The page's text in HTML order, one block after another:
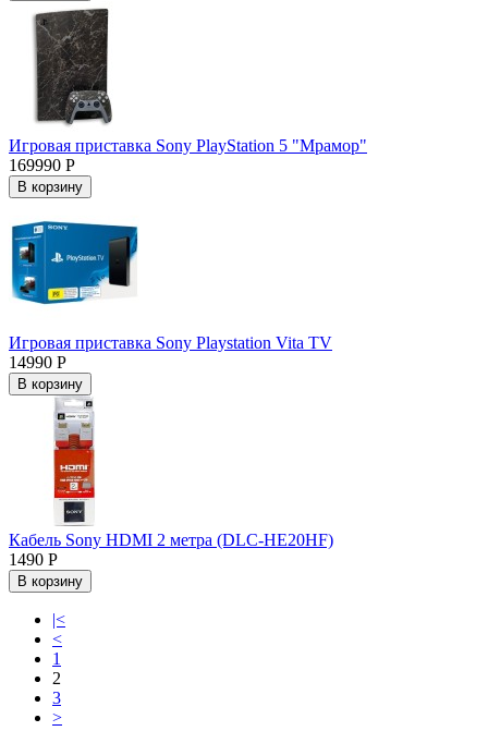
Игровая приставка Sony PlayStation 5 "Мрамор"
169990 Р
В корзину
Игровая приставка Sony Playstation Vita TV
14990 Р
В корзину
Кабель Sony HDMI 2 метра (DLC-HE20HF)
1490 Р
В корзину
|<
<
1
2
3
>